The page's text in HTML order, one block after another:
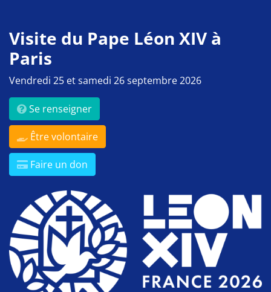
Visite du Pape Léon XIV à
Paris
Vendredi 25 et samedi 26 septembre 2026
Se renseigner
Être volontaire
Faire un don